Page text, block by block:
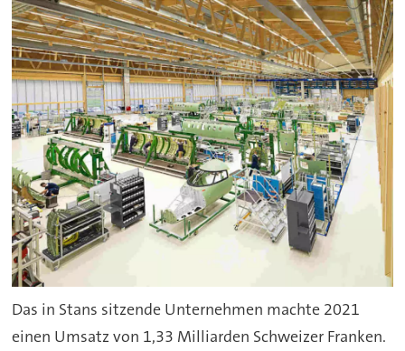
Das in Stans sitzende Unternehmen machte 2021
einen Umsatz von 1,33 Milliarden Schweizer Franken.